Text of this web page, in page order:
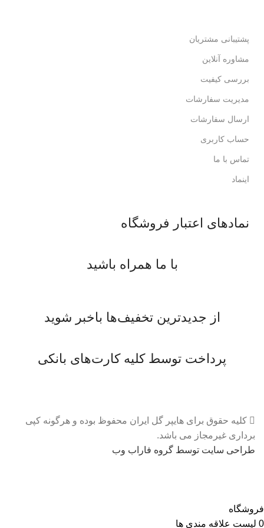
پشتیبانی مشتریان
مشاوره آنلاین
بررسی کیفیت
مدیریت سفارشات
ارسال سفارشات
حساب کاربری
تماس با ما
اینماد
نمادهای اعتبار فروشگاه
با ما همراه باشید
از جدیدترین تخفیف‌ها باخبر شوید
پرداخت توسط کلیه کارت‌های بانکی
کلیه حقوق برای هایپر گل ایران محفوظ بوده و هرگونه کپی
برداری غیرمجاز می باشد.
طراحی سایت توسط گروه فاراب وب
فروشگاه
0 لیست علاقه مندی ها